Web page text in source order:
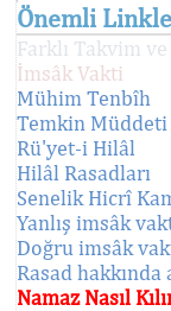
Önemli
Farklı Takvim
İmsâk Vakti
Mühim Tenbîh
Temkin Müddeti
Rü'yet-i Hilâl
Hilâl Rasadları
Senelik Hicrî
Yanlış imsâk
Doğru imsâk
Rasad hakkında
Namaz Nasıl